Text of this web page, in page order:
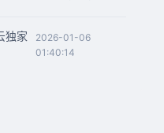
独家
2026-01-06
01:40:14